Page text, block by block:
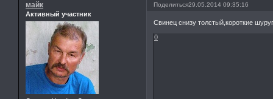
Поделиться29.05.2014 09:35:16
майк
Активный участник
Свинец снизу толстый,короткие
0